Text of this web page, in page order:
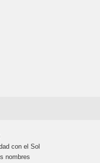
con el Sol
nombres